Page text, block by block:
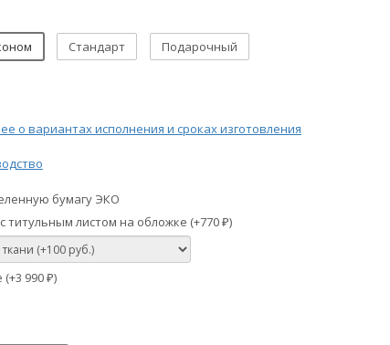
Стандарт Подарочный
о вариантах исполнения и сроках изготовления
бумагу ЭКО
титульным листом на обложке (+770 ₽)
(+3 990 ₽)